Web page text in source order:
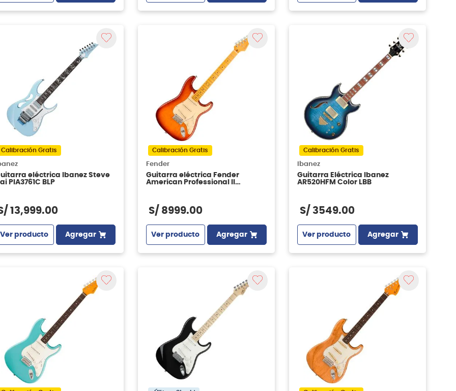
Calibración Gratis
eléctrica Ibanez Steve
PIA3761C BLP
13,999.00
Ver producto Agregar
Calibración Gratis
Fender
Guitarra eléctrica Fender
American Professional II
S/ 8999.00
Ver producto Agregar
Calibración Gratis
Ibanez
Guitarra Eléctrica Ibanez
AR520HFM Color LBB
S/ 3549.00
Ver producto Agregar